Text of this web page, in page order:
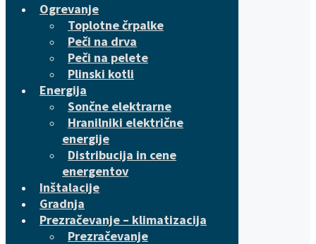
Ogrevanje
Toplotne črpalke
Peči na drva
Peči na pelete
Plinski kotli
Energija
Sončne elektrarne
Hranilniki električne
energije
Distribucija in cene
energentov
Inštalacije
Gradnja
Prezračevanje – klimatizacija
Prezračevanje